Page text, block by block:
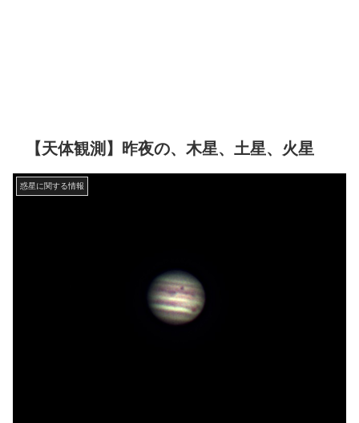
【天体観測】昨夜の、木星、土星、火星
惑星に関する情報